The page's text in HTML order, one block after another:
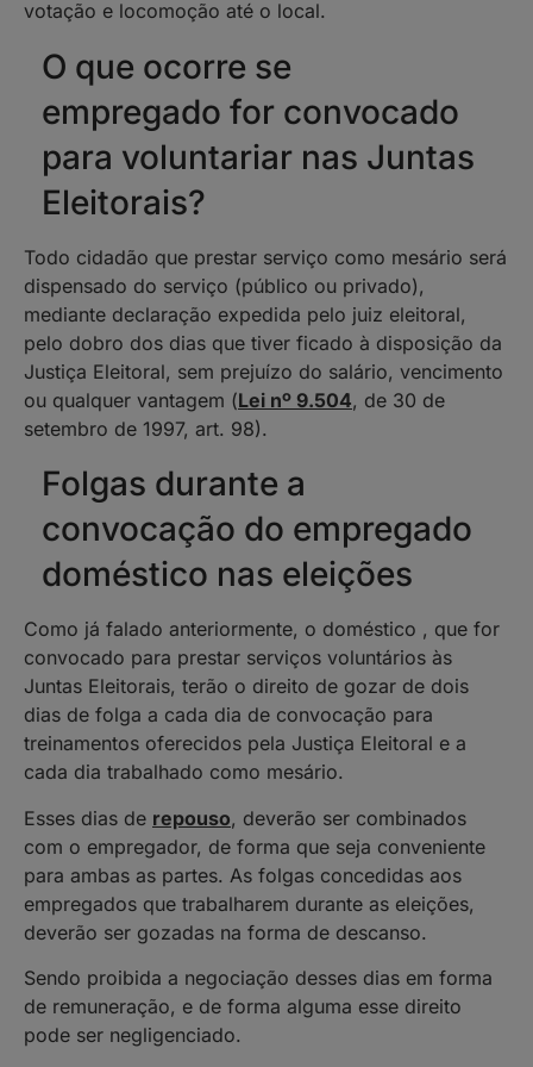
votação e locomoção até o local.
O que ocorre se
empregado for convocado
para voluntariar nas Juntas
Eleitorais?
Todo cidadão que prestar serviço como mesário será
dispensado do serviço (público ou privado),
mediante declaração expedida pelo juiz eleitoral,
pelo dobro dos dias que tiver ficado à disposição da
Justiça Eleitoral, sem prejuízo do salário, vencimento
ou qualquer vantagem (Lei nº 9.504, de 30 de
setembro de 1997, art. 98).
Folgas durante a
convocação do empregado
doméstico nas eleições
Como já falado anteriormente, o doméstico , que for
convocado para prestar serviços voluntários às
Juntas Eleitorais, terão o direito de gozar de dois
dias de folga a cada dia de convocação para
treinamentos oferecidos pela Justiça Eleitoral e a
cada dia trabalhado como mesário.
Esses dias de repouso, deverão ser combinados
com o empregador, de forma que seja conveniente
para ambas as partes. As folgas concedidas aos
empregados que trabalharem durante as eleições,
deverão ser gozadas na forma de descanso.
Sendo proibida a negociação desses dias em forma
de remuneração, e de forma alguma esse direito
pode ser negligenciado.